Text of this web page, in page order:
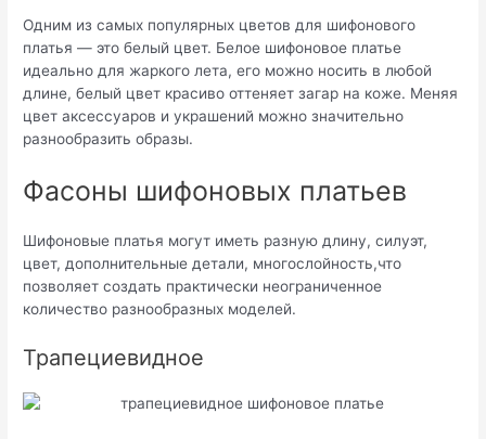
Одним из самых популярных цветов для шифонового
платья — это белый цвет. Белое шифоновое платье
идеально для жаркого лета, его можно носить в любой
длине, белый цвет красиво оттеняет загар на коже. Меняя
цвет аксессуаров и украшений можно значительно
разнообразить образы.
Фасоны шифоновых платьев
Шифоновые платья могут иметь разную длину, силуэт,
цвет, дополнительные детали, многослойность,что
позволяет создать практически неограниченное
количество разнообразных моделей.
Трапециевидное